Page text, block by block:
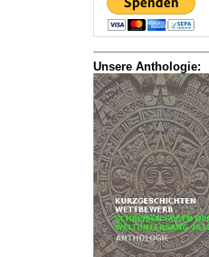
Unsere Anthologie: